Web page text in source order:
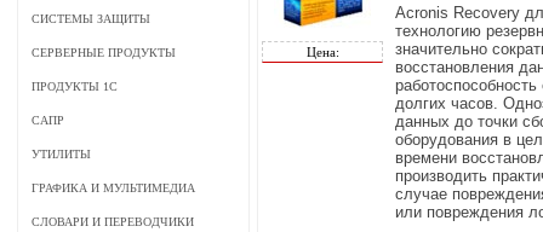
СИСТЕМЫ ЗАЩИТЫ
СЕРВЕРНЫЕ ПРОДУКТЫ
ПРОДУКТЫ 1С
САПР
УТИЛИТЫ
ГРАФИКА И МУЛЬТИМЕДИА
СЛОВАРИ И ПЕРЕВОДЧИКИ
Цена:
Acronis Recovery
технологию
значительно
восстановления
долгих часов.
данных до точки
оборудования в
времени
производить
случае
или повреждения